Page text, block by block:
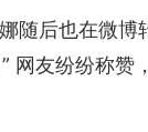
后也在微博
友纷纷称赞